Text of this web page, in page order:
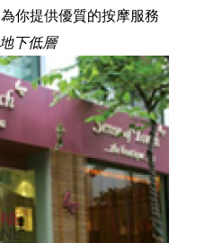
你提供優質的按摩服務
下低層